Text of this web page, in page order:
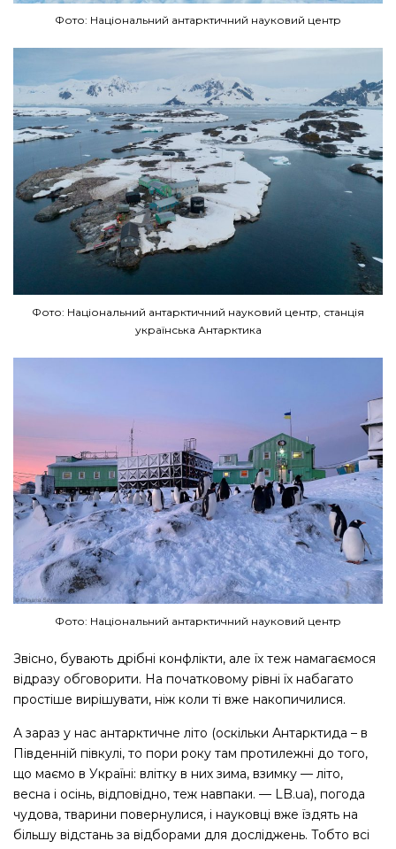
Фото: Національний антарктичний науковий центр
Фото: Національний антарктичний науковий центр, станція
українська Антарктика
Фото: Національний антарктичний науковий центр
Звісно, бувають дрібні конфлікти, але їх теж намагаємося
відразу обговорити. На початковому рівні їх набагато
простіше вирішувати, ніж коли ті вже накопичилися.
А зараз у нас антарктичне літо (оскільки Антарктида – в
Південній півкулі, то пори року там протилежні до того,
що маємо в Україні: влітку в них зима, взимку — літо,
весна і осінь, відповідно, теж навпаки. — LB.ua), погода
чудова, тварини повернулися, і науковці вже їздять на
більшу відстань за відборами для досліджень. Тобто всі